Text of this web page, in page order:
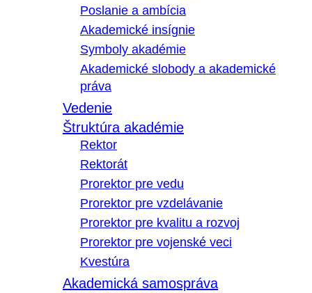
Poslanie a ambícia
Akademické insígnie
Symboly akadémie
Akademické slobody a akademické
práva
Vedenie
Štruktúra akadémie
Rektor
Rektorát
Prorektor pre vedu
Prorektor pre vzdelávanie
Prorektor pre kvalitu a rozvoj
Prorektor pre vojenské veci
Kvestúra
Akademická samospráva